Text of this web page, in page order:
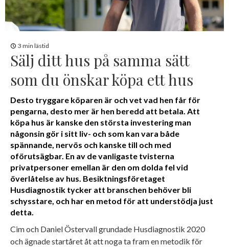
3 min lästid
Sälj ditt hus på samma sätt
som du önskar köpa ett hus
Desto tryggare köparen är och vet vad hen får för
pengarna, desto mer är hen beredd att betala. Att
köpa hus är kanske den största investering man
någonsin gör i sitt liv- och som kan vara både
spännande, nervös och kanske till och med
oförutsägbar. En av de vanligaste tvisterna
privatpersoner emellan är den om dolda fel vid
överlåtelse av hus. Besiktningsföretaget
Husdiagnostik tycker att branschen behöver bli
schysstare, och har en metod för att understödja just
detta.
Cim och Daniel Östervall grundade Husdiagnostik 2020
och ägnade startåret åt att noga ta fram en metodik för